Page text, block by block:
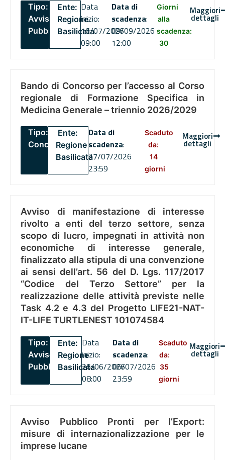
Tipo:
Avviso
Pubblico
Ente:
Regione
Basilicata
Data
inizio:
16/07/2026
09:00
Data di
scadenza:
09/09/2026
12:00
Giorni
alla
scadenza:
30
Maggiori
dettagli
Bando di Concorso per l’accesso al Corso
regionale di Formazione Specifica in
Medicina Generale – triennio 2026/2029
Tipo:
Concorsi
Ente:
Regione
Basilicata
Data di
scadenza:
27/07/2026
23:59
Scaduto
da:
14
giorni
Maggiori
dettagli
Avviso di manifestazione di interesse
rivolto a enti del terzo settore, senza
scopo di lucro, impegnati in attività non
economiche di interesse generale,
finalizzato alla stipula di una convenzione
ai sensi dell’art. 56 del D. Lgs. 117/2017
“Codice del Terzo Settore” per la
realizzazione delle attività previste nelle
Task 4.2 e 4.3 del Progetto LIFE21-NAT-
IT-LIFE TURTLENEST 101074584
Tipo:
Avviso
Pubblico
Ente:
Regione
Basilicata
Data
inizio:
26/06/2026
08:00
Data di
scadenza:
06/07/2026
23:59
Scaduto
da:
35
giorni
Maggiori
dettagli
Avviso Pubblico Pronti per l’Export:
misure di internazionalizzazione per le
imprese lucane